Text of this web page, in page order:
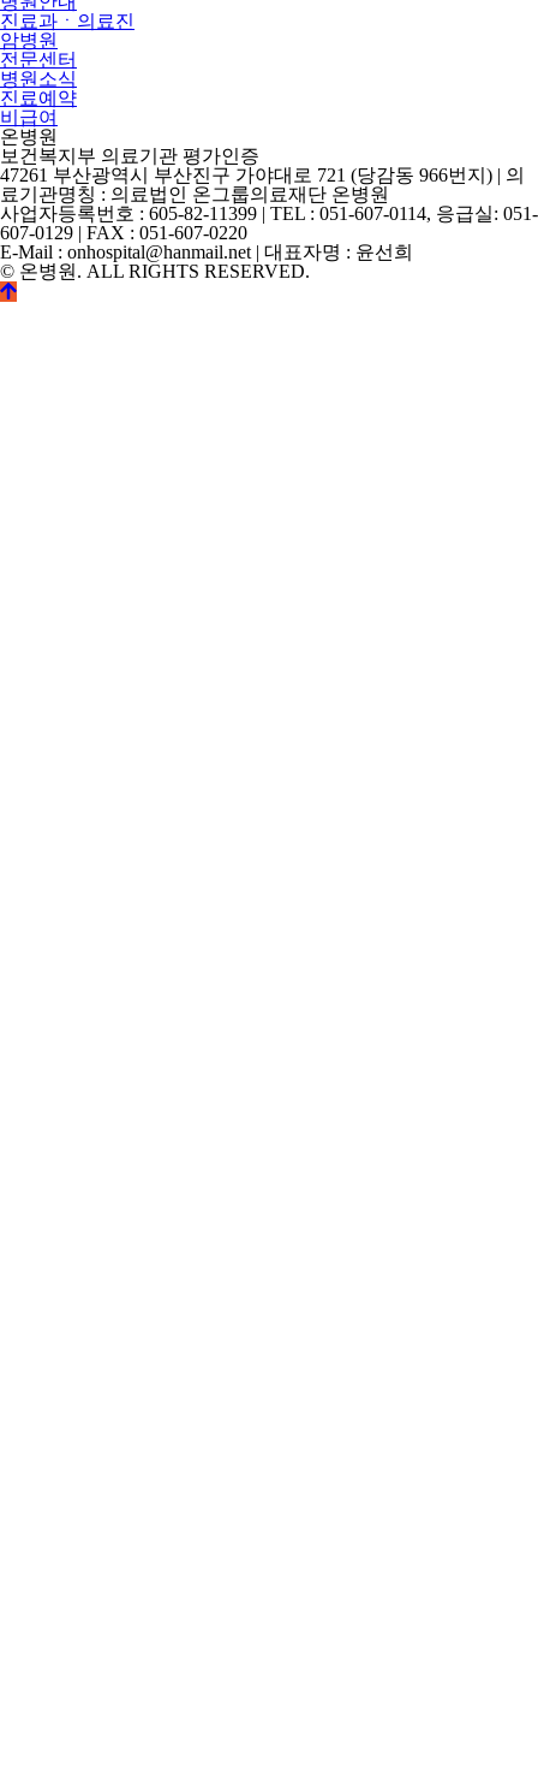
진료과ㆍ의료진
암병원
전문센터
병원소식
진료예약
비급여
온병원
보건복지부 의료기관 평가인증
47261 부산광역시 부산진구 가야대로 721 (당감동 966번지) | 의
료기관명칭 : 의료법인 온그룹의료재단 온병원
사업자등록번호 : 605-82-11399 | TEL : 051-607-0114, 응급실: 051-
607-0129 | FAX : 051-607-0220
E-Mail : onhospital@hanmail.net | 대표자명 : 윤선희
© 온병원. ALL RIGHTS RESERVED.
©
k2s0o2d0e0s1i0g1n.